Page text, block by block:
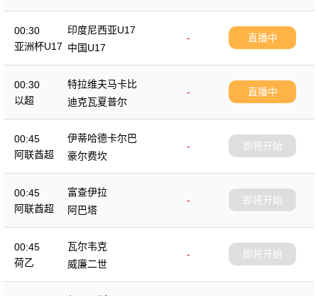
00:30
亚洲杯U17
印度尼西亚U17
-
中国U17
直播中
00:30
以超
特拉维夫马卡比
-
迪克瓦夏普尔
直播中
00:45
阿联酋超
伊蒂哈德卡尔巴
-
豪尔费坎
即将开始
00:45
阿联酋超
富查伊拉
-
阿巴塔
即将开始
00:45
荷乙
瓦尔韦克
-
威廉二世
即将开始